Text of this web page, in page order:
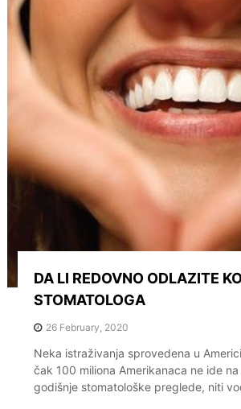
DA LI REDOVNO ODLAZITE
STOMATOLOGA
26 February, 2020
Neka istraživanja sprovedena u
čak 100 miliona Amerikanaca ne ide
godišnje stomatološke preglede, niti